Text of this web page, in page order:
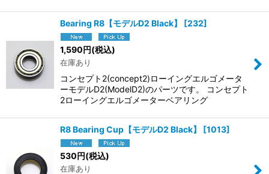
Bearing R8【モデルD2 Black】 [232]
1,590円(税込)
在庫あり
コンセプト2(concept2)ローイングエルゴメータ
ーモデルD2(ModelD2)のパーツです。 コンセプト
2ローイングエルゴメーターベアリング
R8 Bearing Cup【モデルD2 Black】 [1013]
530円(税込)
在庫あり